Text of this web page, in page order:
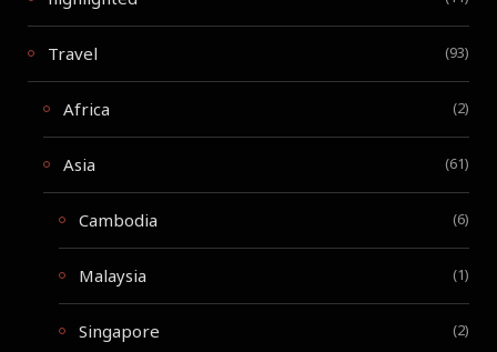
Travel (93)
Africa (2)
Asia (61)
Cambodia (6)
Malaysia (1)
Singapore (2)